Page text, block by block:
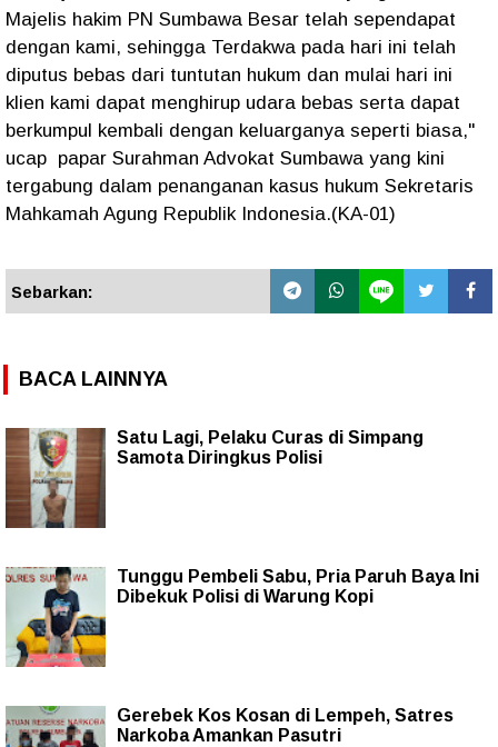
Majelis hakim PN Sumbawa Besar telah sependapat
dengan kami, sehingga Terdakwa pada hari ini telah
diputus bebas dari tuntutan hukum dan mulai hari ini
klien kami dapat menghirup udara bebas serta dapat
berkumpul kembali dengan keluarganya seperti biasa,"
ucap papar Surahman Advokat Sumbawa yang kini
tergabung dalam penanganan kasus hukum Sekretaris
Mahkamah Agung Republik Indonesia.(KA-01)
Sebarkan:
BACA LAINNYA
Satu Lagi, Pelaku Curas di Simpang
Samota Diringkus Polisi
Tunggu Pembeli Sabu, Pria Paruh Baya Ini
Dibekuk Polisi di Warung Kopi
Gerebek Kos Kosan di Lempeh, Satres
Narkoba Amankan Pasutri